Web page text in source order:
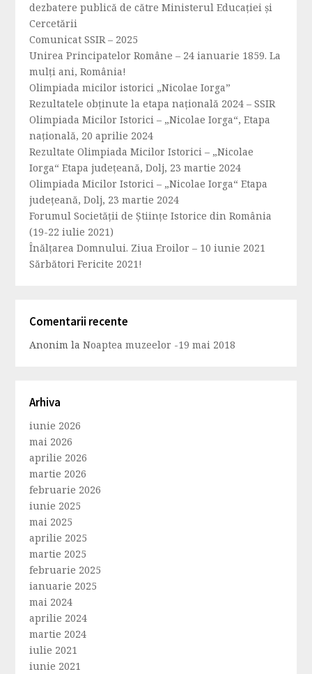
dezbatere publică de către Ministerul Educației și
Cercetării
Comunicat SSIR – 2025
Unirea Principatelor Române – 24 ianuarie 1859. La
mulți ani, România!
Olimpiada micilor istorici „Nicolae Iorga”
Rezultatele obținute la etapa națională 2024 – SSIR
Olimpiada Micilor Istorici – „Nicolae Iorga“, Etapa
națională, 20 aprilie 2024
Rezultate Olimpiada Micilor Istorici – „Nicolae
Iorga“ Etapa județeană, Dolj, 23 martie 2024
Olimpiada Micilor Istorici – „Nicolae Iorga“ Etapa
județeană, Dolj, 23 martie 2024
Forumul Societăţii de Ştiinţe Istorice din România
(19-22 iulie 2021)
Înălțarea Domnului. Ziua Eroilor – 10 iunie 2021
Sărbători Fericite 2021!
Comentarii recente
Anonim laNoaptea muzeelor -19 mai 2018
Arhiva
iunie 2026
mai 2026
aprilie 2026
martie 2026
februarie 2026
iunie 2025
mai 2025
aprilie 2025
martie 2025
februarie 2025
ianuarie 2025
mai 2024
aprilie 2024
martie 2024
iulie 2021
iunie 2021